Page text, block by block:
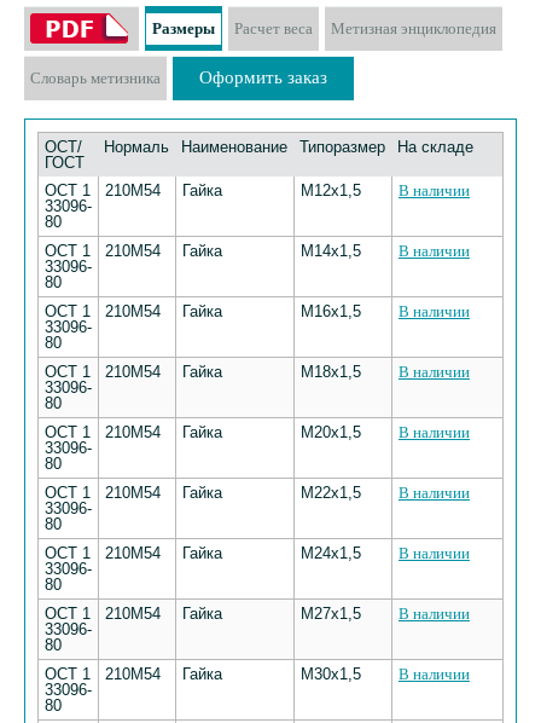
Размеры Расчет веса Метизная энциклопедия
Словарь метизника Оформить заказ
ОСТ/
ГОСТ
Нормаль Наименование Типоразмер На складе
ОСТ 1
33096-
80
210М54 Гайка М12х1,5 В наличии
ОСТ 1
33096-
80
210М54 Гайка М14х1,5 В наличии
ОСТ 1
33096-
80
210М54 Гайка М16х1,5 В наличии
ОСТ 1
33096-
80
210М54 Гайка М18х1,5 В наличии
ОСТ 1
33096-
80
210М54 Гайка М20х1,5 В наличии
ОСТ 1
33096-
80
210М54 Гайка М22х1,5 В наличии
ОСТ 1
33096-
80
210М54 Гайка М24х1,5 В наличии
ОСТ 1
33096-
80
210М54 Гайка М27х1,5 В наличии
ОСТ 1
33096-
80
210М54 Гайка М30х1,5 В наличии